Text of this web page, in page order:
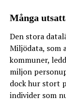
Många
Den stora
Miljödata, som
kommuner,
miljon
dock hur stort
individer som